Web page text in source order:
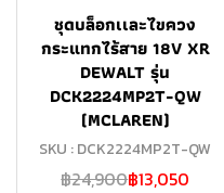
ชุดบล็อกเเละไขควง
กระแทกไร้สาย 18V XR
DEWALT รุ่น
DCK2224MP2T-QW
(MCLAREN)
SKU : DCK2224MP2T-QW
฿24,900฿13,050